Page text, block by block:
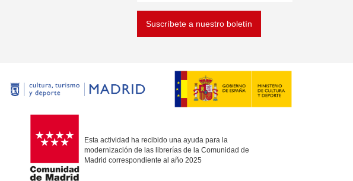
Suscríbete a nuestro boletín
Esta actividad ha recibido una ayuda para la
modernización de las librerías de la Comunidad de
Madrid correspondiente al año 2025